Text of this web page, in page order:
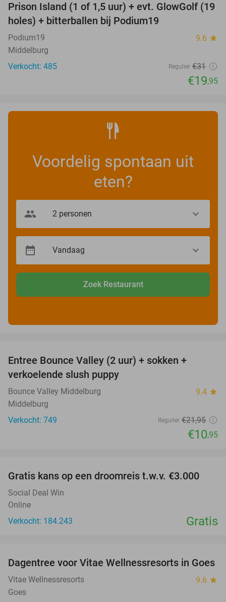
36%
Prison Island (1 of 1,5 uur) + evt. GlowGolf (19
holes) + bitterballen bij Podium19
Podium19 9.6 star
Middelburg
Verkocht: 485
Regulier €31
€19,95
Voordelig spontaan uit
eten?
Zoek Restaurant
Entree Bounce Valley (2 uur) + sokken +
verkoelende slush puppy
Bounce Valley Middelburg 9.4 star
Middelburg
Verkocht: 749
Regulier €21,95
€10,95
Gratis kans op een droomreis t.w.v. €3.000
Social Deal Win
Online
Verkocht: 184.243
Gratis
49%
Dagentree voor Vitae Wellnessresorts in Goes
Vitae Wellnessresorts 9.6 star
Goes